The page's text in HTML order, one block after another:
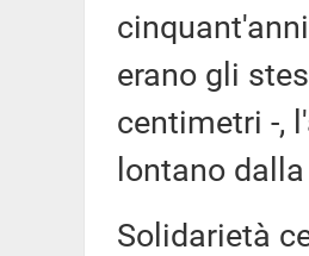
erano gli
centimetri -,
lontano
Solidarietà